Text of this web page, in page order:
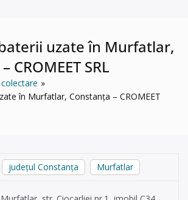
uzate în Murfatlar,
CROMEET SRL
în Murfatlar, Constanța – CROMEET
județul Constanța Murfatlar